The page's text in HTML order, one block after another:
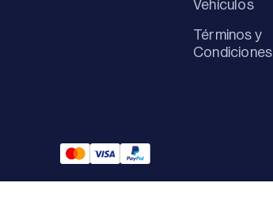
Vehículos
Términos y
Condiciones
Mastercard Payment
Visa Payment
Paypal Payment